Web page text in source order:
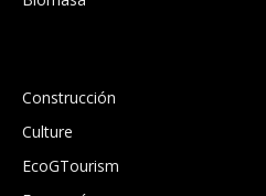
Construcción
Culture
EcoGTourism